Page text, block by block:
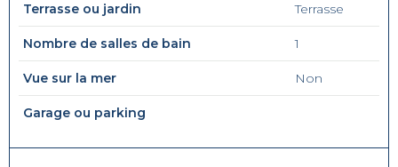
Terrasse ou jardin Terrasse
Nombre de salles de bain 1
Vue sur la mer Non
Garage ou parking